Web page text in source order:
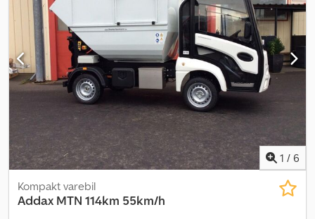
1 / 6
Kompakt varebil
Addax MTN 114km 55km/h